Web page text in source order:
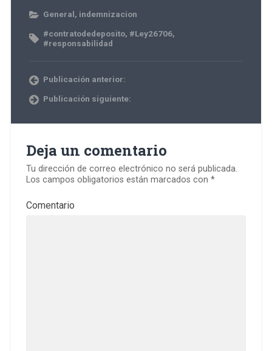
General, indemnizacion
#contratodedeposito, #Ley26706,
#responsabilidad
Publicación anterior:
Publicación siguiente:
Deja un comentario
Tu dirección de correo electrónico no será publicada.
Los campos obligatorios están marcados con *
Comentario